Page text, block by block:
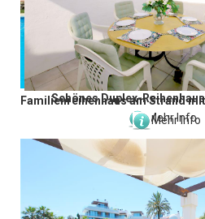
Schönes Duplex-
Mehr Info
Familienreihenhaus am Strand
Mehr Info